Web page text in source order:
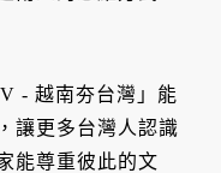
- 越南夯台灣」能
讓更多台灣人認識
能尊重彼此的文